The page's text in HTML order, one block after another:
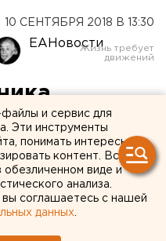
10 СЕНТЯБРЯ 2018 В 13:30
ЕАНовости
СКРи сервис для
Эти инструменты
понимать интересы
контент. Вся
виде и
анализа.
вы соглашаетесь с нашей
данных